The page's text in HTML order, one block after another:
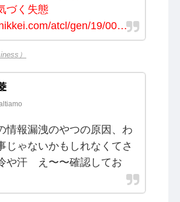
づく失態
atcl/gen/19/00…
）
情報漏洩のやつの原因、わ
じゃないかもしれなくてさ
や汗 え〜〜確認してお